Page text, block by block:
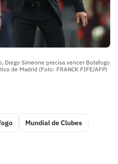
Diego Simeone precisa vencer Botafogo
de Madrid (Foto: FRANCK FIFE/AFP)
Mundial de Clubes